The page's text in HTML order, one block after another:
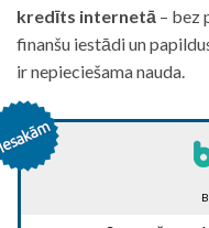
kredīts internetā – bez
finanšu iestādi un
ir nepieciešama nauda.